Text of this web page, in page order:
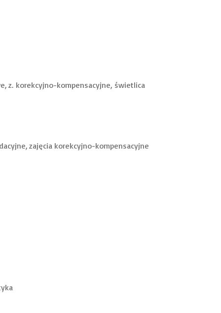
z. korekcyjno-kompensacyjne, świetlica
zajęcia korekcyjno-kompensacyjne